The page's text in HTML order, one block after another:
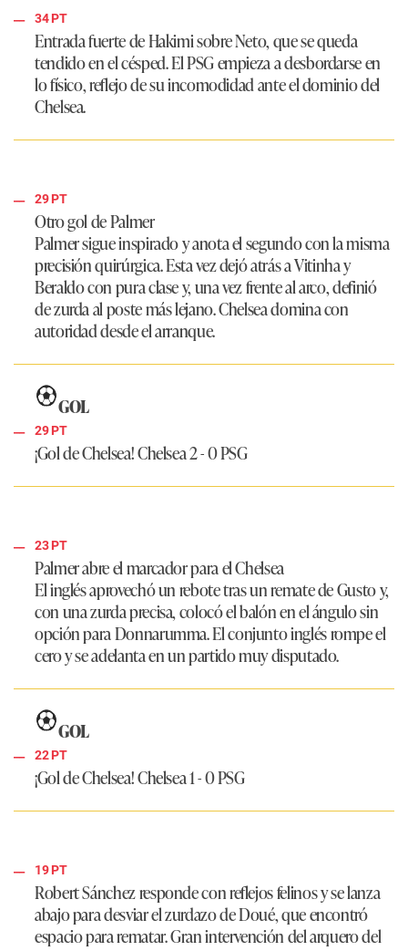
34 PT
Entrada fuerte de Hakimi sobre Neto, que se queda
tendido en el césped. El PSG empieza a desbordarse en
lo físico, reflejo de su incomodidad ante el dominio del
Chelsea.
29 PT
Otro gol de Palmer
Palmer sigue inspirado y anota el segundo con la misma
precisión quirúrgica. Esta vez dejó atrás a Vitinha y
Beraldo con pura clase y, una vez frente al arco, definió
de zurda al poste más lejano. Chelsea domina con
autoridad desde el arranque.
GOL
29 PT
¡Gol de Chelsea!Chelsea 2 - 0 PSG
23 PT
Palmer abre el marcador para el Chelsea
El inglés aprovechó un rebote tras un remate de Gusto y,
con una zurda precisa, colocó el balón en el ángulo sin
opción para Donnarumma. El conjunto inglés rompe el
cero y se adelanta en un partido muy disputado.
GOL
22 PT
¡Gol de Chelsea!Chelsea 1 - 0 PSG
19 PT
Robert Sánchez responde con reflejos felinos y se lanza
abajo para desviar el zurdazo de Doué, que encontró
espacio para rematar. Gran intervención del arquero del